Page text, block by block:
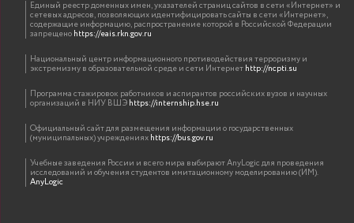
Единый реестр доменных имен, указателей страниц сайтов в сети «Интернет» и
сетевых адресов, позволяющих идентифицировать сайты в сети «Интернет»,
содержащие информацию, распространение которой в Российской Федерации
запрещеноhttps://eais.rkn.gov.ru
Национальный центр информационного противодействия терроризму и
экстремизму в образовательной среде и сети Интернетhttp://ncpti.su
Программа стажировок работников и аспирантов российских вузов и научных
организаций в НИУ ВШЭhttps://internship.hse.ru
Официальный сайт для размещения информации о государственных
(муниципальных) учрежденияхhttps://bus.gov.ru
Учебные заведения России и всего мира выбирают AnyLogic для проведения
исследований и обучения студентов имитационному моделированию (ИМ).
AnyLogic